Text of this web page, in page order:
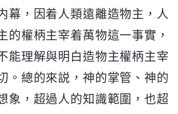
幕，因着人類遠離造物主，人
的權柄主宰着萬物這一事實，
能理解與明白造物主權柄主宰
。總的來説，神的掌管、神的
象，超過人的知識範圍，也超